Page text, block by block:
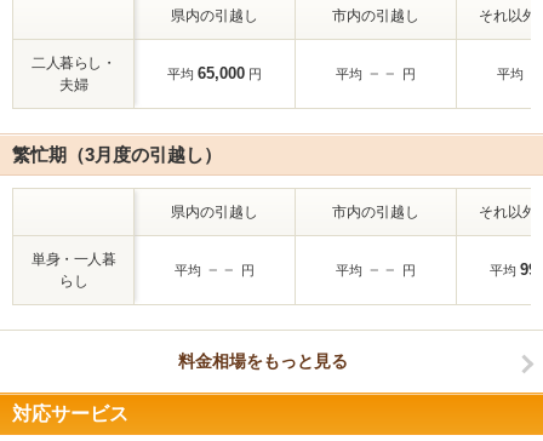
県内の引越し 市内の引越し それ以外
二人暮らし・
夫婦
平均 65,000 円 平均 －－ 円 平均
二人暮らし・
夫婦
繁忙期（3月度の引越し）
県内の引越し 市内の引越し それ以外
単身・一人暮
らし
平均 －－ 円 平均 －－ 円 平均
単身・一人暮
らし
料金相場をもっと見る
対応サービス